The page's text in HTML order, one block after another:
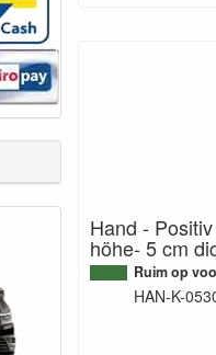
Hand -
höhe- 5 cm
Ruim op
HAN-K-